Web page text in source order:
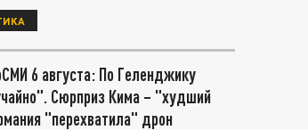
6 августа: По Геленджику
Сюрприз Кима – "худший
"перехватила" дрон